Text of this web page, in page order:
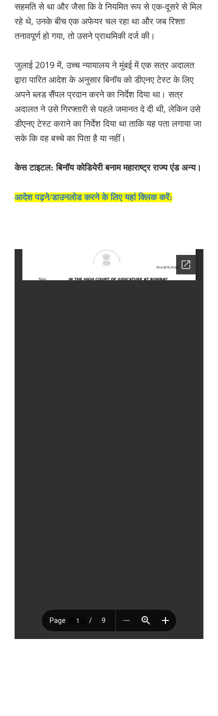
सहमति से था और जैसा कि वे नियमित रूप से एक-दूसरे से मिल
रहे थे, उनके बीच एक अफेयर चल रहा था और जब रिश्ता
तनावपूर्ण हो गया, तो उसने प्राथमिकी दर्ज की।
जुलाई 2019 में, उच्च न्यायालय ने मुंबई में एक सत्र अदालत
द्वारा पारित आदेश के अनुसार बिनॉय को डीएनए टेस्ट के लिए
अपने ब्लड सैंपल प्रदान करने का निर्देश दिया था। सत्र
अदालत ने उसे गिरफ्तारी से पहले जमानत दे दी थी, लेकिन उसे
डीएनए टेस्ट कराने का निर्देश दिया था ताकि यह पता लगाया जा
सके कि वह बच्चे का पिता है या नहीं।
केस टाइटल: बिनॉय कोडियेरी बनाम महाराष्ट्र राज्य एंड अन्य।
आदेश पढ़ने/डाउनलोड करने के लिए यहां क्लिक करें: